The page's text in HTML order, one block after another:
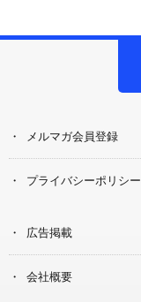
メルマガ会員登録
プライバシーポリシー
広告掲載
会社概要